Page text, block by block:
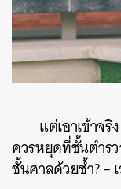
แต่เอาเข้าจ
ควรหยุดที่ชั้นตำร
ชั้นศาลด้วยซ้ำ? –